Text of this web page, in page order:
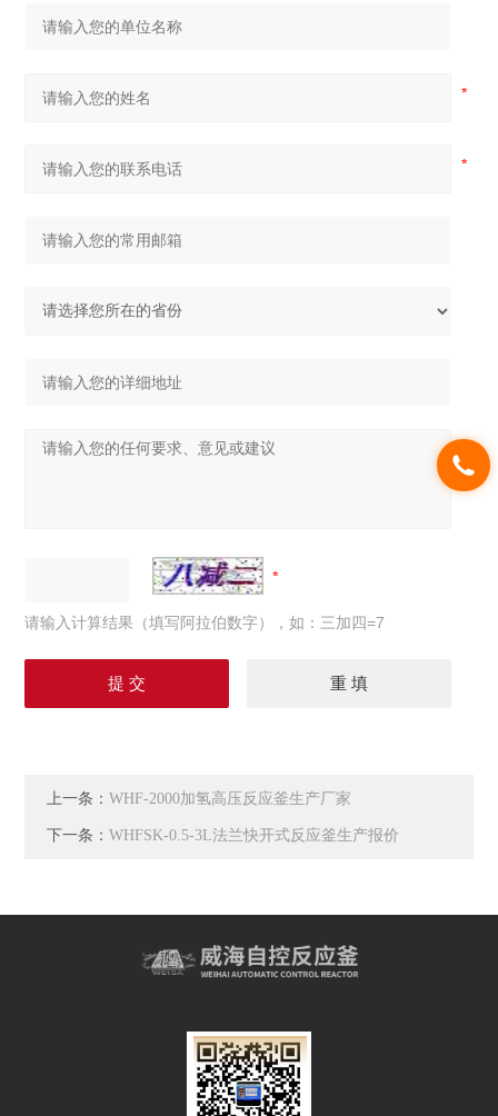
请输入计算结果（填写阿拉伯数字），如：三加四=7
上一条：WHF-2000加氢高压反应釜生产厂家
下一条：WHFSK-0.5-3L法兰快开式反应釜生产报价